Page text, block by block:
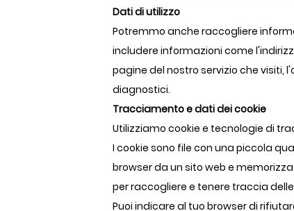
Dati di utilizzo
Potremmo anche raccogliere
includere informazioni come
pagine del nostro servizio che visiti,
diagnostici.
Tracciamento e dati dei cookie
Utilizziamo cookie e tecnologie di
I cookie sono file con una piccola
browser da un sito web e
per raccogliere e tenere traccia
Puoi indicare al tuo browser di